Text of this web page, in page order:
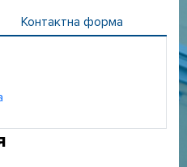
Контактна форма